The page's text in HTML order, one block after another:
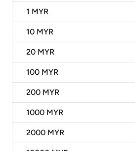
1 MYR
10 MYR
20 MYR
100 MYR
200 MYR
1000 MYR
2000 MYR